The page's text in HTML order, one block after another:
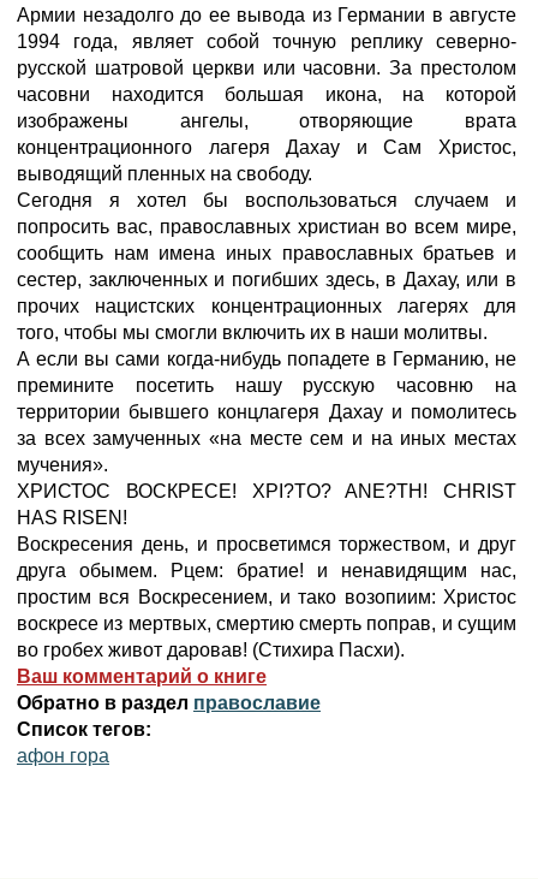
Армии незадолго до ее вывода из Германии в августе
1994 года, являет собой точную реплику северно-
русской шатровой церкви или часовни. За престолом
часовни находится большая икона, на которой
изображены ангелы, отворяющие врата
концентрационного лагеря Дахау и Сам Христос,
выводящий пленных на свободу.
Сегодня я хотел бы воспользоваться случаем и
попросить вас, православных христиан во всем мире,
сообщить нам имена иных православных братьев и
сестер, заключенных и погибших здесь, в Дахау, или в
прочих нацистских концентрационных лагерях для
того, чтобы мы смогли включить их в наши молитвы.
А если вы сами когда-нибудь попадете в Германию, не
премините посетить нашу русскую часовню на
территории бывшего концлагеря Дахау и помолитесь
за всех замученных «на месте сем и на иных местах
мучения».
ХРИСТОС ВОСКРЕСЕ! XPI?TO? ANE?TH! CHRIST
HAS RISEN!
Воскресения день, и просветимся торжеством, и друг
друга обымем. Рцем: братие! и ненавидящим нас,
простим вся Воскресением, и тако возопиим: Христос
воскресе из мертвых, смертию смерть поправ, и сущим
во гробех живот даровав! (Стихира Пасхи).
Ваш комментарий о книге
Обратно в раздел православие
Список тегов:
афон гора